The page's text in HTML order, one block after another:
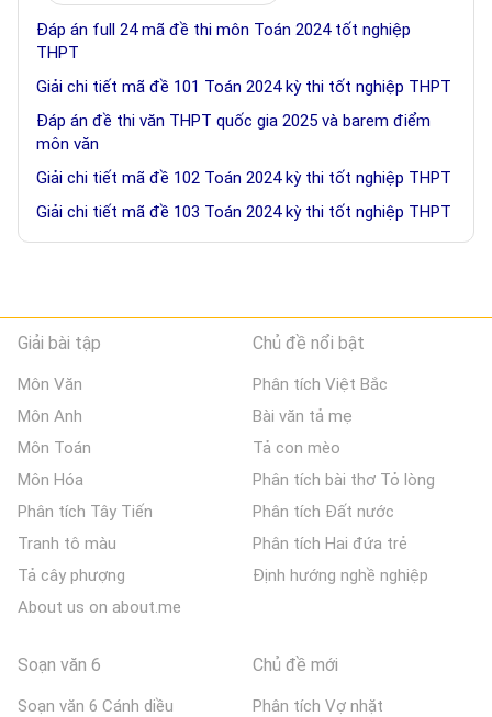
Đáp án full 24 mã đề thi môn Toán 2024 tốt nghiệp
THPT
Giải chi tiết mã đề 101 Toán 2024 kỳ thi tốt nghiệp THPT
Đáp án đề thi văn THPT quốc gia 2025 và barem điểm
môn văn
Giải chi tiết mã đề 102 Toán 2024 kỳ thi tốt nghiệp THPT
Giải chi tiết mã đề 103 Toán 2024 kỳ thi tốt nghiệp THPT
Giải bài tập
Môn Văn
Môn Anh
Môn Toán
Môn Hóa
Phân tích Tây Tiến
Tranh tô màu
Tả cây phượng
About us on about.me
Chủ đề nổi bật
Phân tích Việt Bắc
Bài văn tả mẹ
Tả con mèo
Phân tích bài thơ Tỏ lòng
Phân tích Đất nước
Phân tích Hai đứa trẻ
Định hướng nghề nghiệp
Soạn văn 6
Soạn văn 6 Cánh diều
Chủ đề mới
Phân tích Vợ nhặt